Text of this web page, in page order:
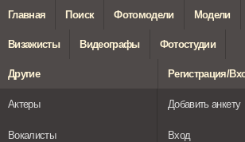
Главная Поиск Фотомодели Модели
Визажисты Видеографы Фотостудии
Другие
Актеры
Вокалисты
Регистрация/
Добавить анкету
Вход